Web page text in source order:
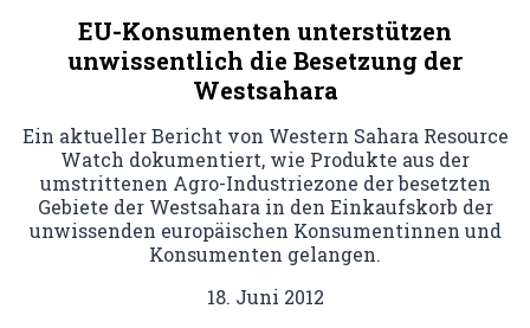
EU-Konsumenten unterstützen
unwissentlich die Besetzung der
Westsahara
Ein aktueller Bericht von Western Sahara Resource
Watch dokumentiert, wie Produkte aus der
umstrittenen Agro-Industriezone der besetzten
Gebiete der Westsahara in den Einkaufskorb der
unwissenden europäischen Konsumentinnen und
Konsumenten gelangen.
18. Juni 2012